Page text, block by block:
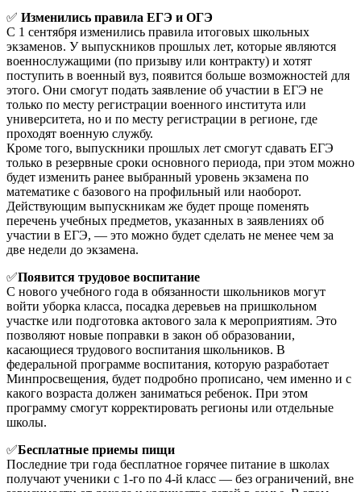
✅ Изменились правила ЕГЭ и ОГЭ
С 1 сентября изменились правила итоговых школьных
экзаменов. У выпускников прошлых лет, которые являются
военнослужащими (по призыву или контракту) и хотят
поступить в военный вуз, появится больше возможностей для
этого. Они смогут подать заявление об участии в ЕГЭ не
только по месту регистрации военного института или
университета, но и по месту регистрации в регионе, где
проходят военную службу.
Кроме того, выпускники прошлых лет смогут сдавать ЕГЭ
только в резервные сроки основного периода, при этом можно
будет изменить ранее выбранный уровень экзамена по
математике с базового на профильный или наоборот.
Действующим выпускникам же будет проще поменять
перечень учебных предметов, указанных в заявлениях об
участии в ЕГЭ, — это можно будет сделать не менее чем за
две недели до экзамена.
✅Появится трудовое воспитание
С нового учебного года в обязанности школьников могут
войти уборка класса, посадка деревьев на пришкольном
участке или подготовка актового зала к мероприятиям. Это
позволяют новые поправки в закон об образовании,
касающиеся трудового воспитания школьников. В
федеральной программе воспитания, которую разработает
Минпросвещения, будет подробно прописано, чем именно и с
какого возраста должен заниматься ребенок. При этом
программу смогут корректировать регионы или отдельные
школы.
✅Бесплатные приемы пищи
Последние три года бесплатное горячее питание в школах
получают ученики с 1-го по 4-й класс — без ограничений, вне